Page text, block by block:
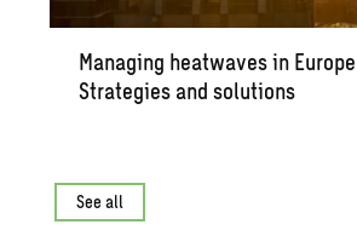
Man­ag­ing heat­waves in
Strate­gies and so­lu­tions
See all